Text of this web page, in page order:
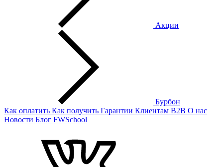
Акции
Бурбон
Как оплатить Как получить Гарантии Клиентам B2B О нас
Новости Блог FWSchool